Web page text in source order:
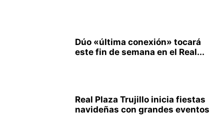
Dúo «última conexión» tocará
este fin de semana en el Real...
Real Plaza Trujillo inicia fiestas
navideñas con grandes eventos